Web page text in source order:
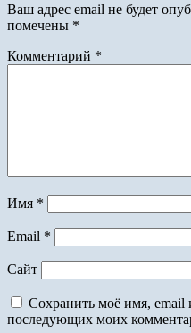
Ваш адрес email не будет
помечены *
Комментарий *
Имя *
Email *
Сайт
Сохранить моё имя, email
последующих моих